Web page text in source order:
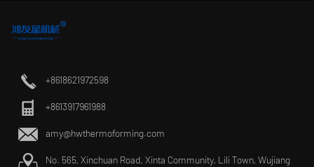
+8618621972598
+8613917961988
amy@hwthermoforming.com
No. 565, Xinchuan Road, Xinta Community, Lili Town, Wujiang